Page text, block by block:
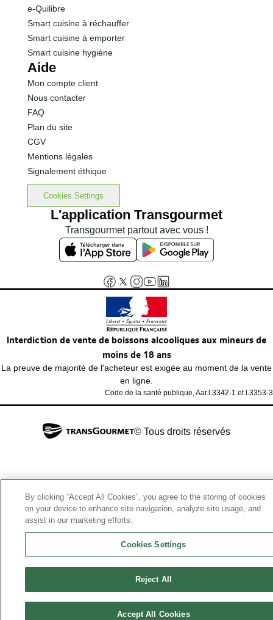
e-Quilibre
Smart cuisine à réchauffer
Smart cuisine à emporter
Smart cuisine hygiène
Aide
Mon compte client
Nous contacter
FAQ
Plan du site
CGV
Mentions légales
Signalement éthique
Cookies Settings
L'application Transgourmet
Transgourmet partout avec vous !
Interdiction de vente de boissons alcooliques aux mineurs de
moins de 18 ans
La preuve de majorité de l'acheteur est exigée au moment de la vente
en ligne.
Code de la santé publique, Aar.l.3342-1 et l.3353-3
© Tous droits réservés
By clicking “Accept All Cookies”, you agree to the storing of cookies
on your device to enhance site navigation, analyze site usage, and
assist in our marketing efforts.
Cookies Settings
Reject All
Accept All Cookies